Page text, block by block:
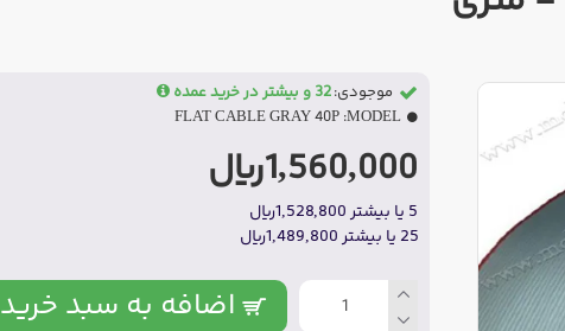
1,560,000ریال
5 یا بیشتر 1,528,800ریال
25 یا بیشتر 1,489,800ریال
موجودی: 32 و بیشتر در خرید عمده
MODEL:
FLAT CABLE GRAY 40P
اضافه به سبد خرید